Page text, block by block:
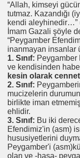
“Allah, kimseyi
tutmaz. Kazandığı
kendi aleyhinedir…”
İmam Gazali şöyle
“Peygamber
inanmayan insanlar
1. Sınıf: Peygamber
ve kendisinden
kesin olarak
2. Sınıf:
mucizelerin
birlikte iman
ehlidir.
3. Sınıf: Bu iki
Efendimiz'in (asm)
hususiyetlerini
Peygamber'i
olan ve -haşa-